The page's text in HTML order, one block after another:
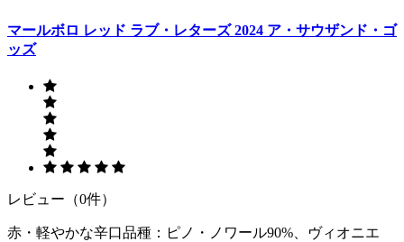
マールボロ レッド ラブ・レターズ 2024 ア・サウザンド・ゴ
ッズ
レビュー（0件）
赤・軽やかな辛口品種：ピノ・ノワール90%、ヴィオニエ